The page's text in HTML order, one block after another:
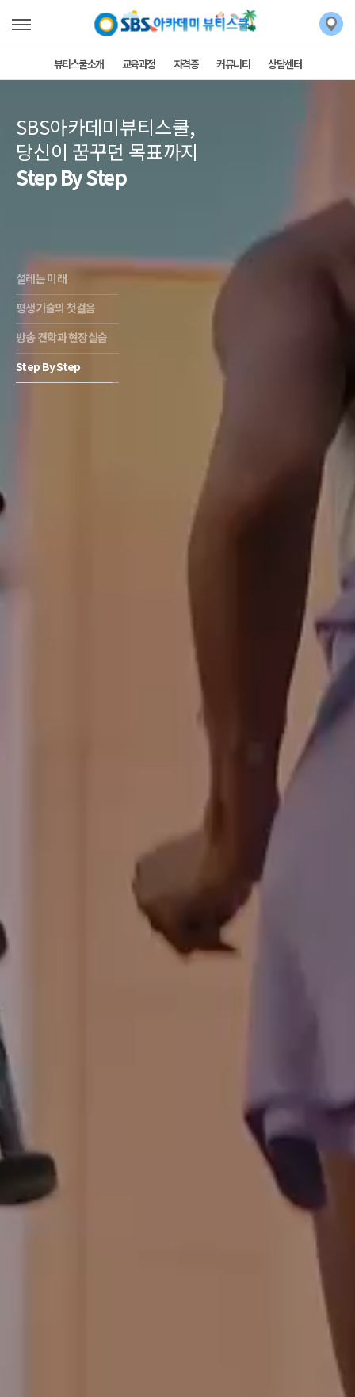
뷰티스쿨소개 교육과정 자격증 커뮤니티 상담센터
SBS아카데미뷰티스쿨,
당신이 꿈꾸던 목표까지
Step By Step
설레는 미래
평생기술의 첫걸음
방송 견학과 현장실습
Step By Step